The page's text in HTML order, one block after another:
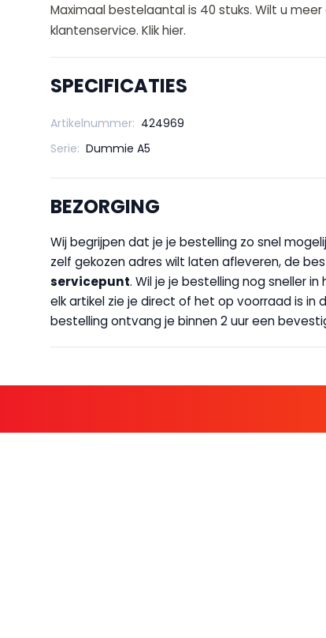
Maximaal bestelaantal is 40 stuks. Wilt u
klantenservice. Klik hier.
SPECIFICATIES
Artikelnummer: 424969
Serie: Dummie A5
BEZORGING
Wij begrijpen dat je je bestelling zo snel
zelf gekozen adres wilt laten afleveren, de
servicepunt. Wil je je bestelling nog sneller
elk artikel zie je direct of het op voorraad is in
bestelling ontvang je binnen 2 uur een